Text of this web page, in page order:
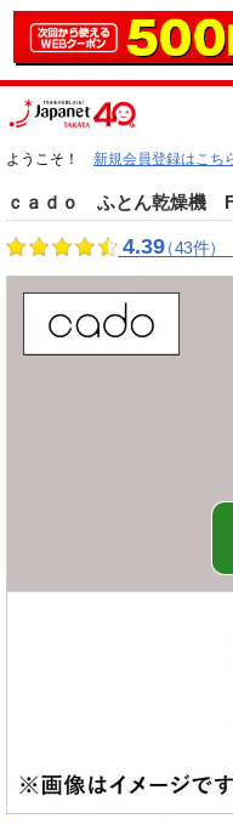
ようこそ！ 新規会員登録はこち
ｃａｄｏ ふとん乾燥機
4.39（43件）